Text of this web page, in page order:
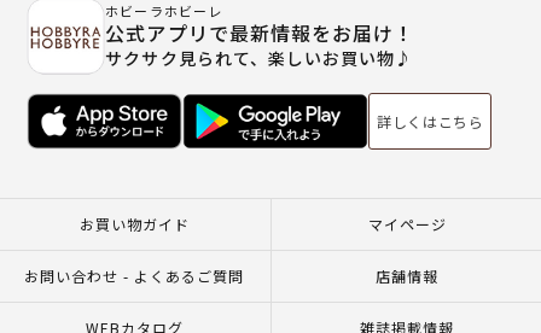
ホビーラホビーレ
公式アプリで最新情報をお届け！
サクサク見られて、楽しいお買い物♪
詳しくはこちら
お買い物ガイド マイページ
お問い合わせ - よくあるご質問 店舗情報
WEBカタログ 雑誌掲載情報